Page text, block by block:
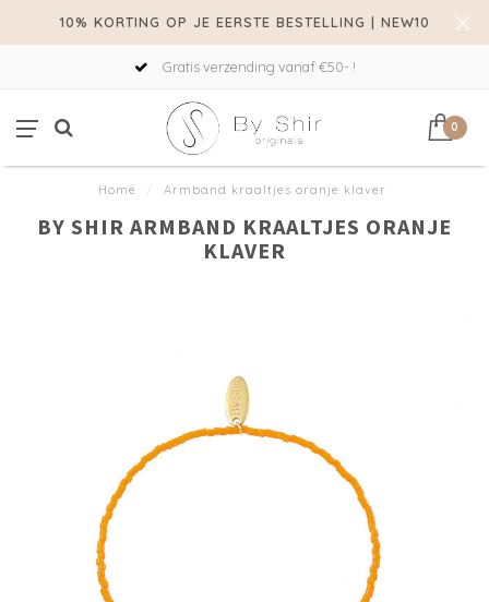
10% KORTING OP JE EERSTE BESTELLING | NEW10
Gratis verzending vanaf €50- !
0
Home / Armband kraaltjes oranje klaver
BY SHIR ARMBAND KRAALTJES ORANJE
KLAVER